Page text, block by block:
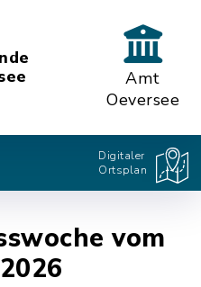
Amt
Oeversee
Digitaler
Ortsplan
vom